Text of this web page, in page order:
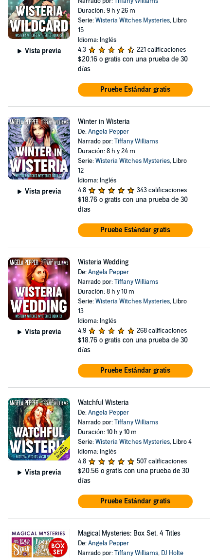
Vista previa
Duración: 9 h y 26 m
Serie:Wisteria Witches Mysteries, Libro
15
Idioma: Inglés
4.3
221 calificaciones
$20.16 o gratis con una prueba de 30
días
Pruebe Estándar gratis
Vista previa
Winter in Wisteria
De:Angela Pepper
Narrado por:Tiffany Williams
Duración: 8 h y 24 m
Serie:Wisteria Witches Mysteries, Libro
12
Idioma: Inglés
4.8
343 calificaciones
$18.76 o gratis con una prueba de 30
días
Pruebe Estándar gratis
Vista previa
Wisteria Wedding
De:Angela Pepper
Narrado por:Tiffany Williams
Duración: 8 h y 10 m
Serie:Wisteria Witches Mysteries, Libro
13
Idioma: Inglés
4.9
268 calificaciones
$18.76 o gratis con una prueba de 30
días
Pruebe Estándar gratis
Vista previa
Watchful Wisteria
De:Angela Pepper
Narrado por:Tiffany Williams
Duración: 10 h y 10 m
Serie:Wisteria Witches Mysteries, Libro 4
Idioma: Inglés
4.8
507 calificaciones
$20.56 o gratis con una prueba de 30
días
Pruebe Estándar gratis
Magical Mysteries: Box Set, 4 Titles
De:Angela Pepper
Narrado por:Tiffany Williams, DJ Holte